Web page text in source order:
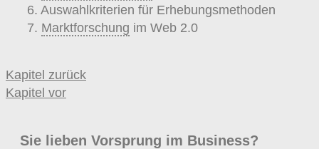
6. Auswahlkriterien für Erhebungsmethoden
7. Marktforschung im Web 2.0
Kapitel zurück
Kapitel vor
Sie lieben Vorsprung im Business?